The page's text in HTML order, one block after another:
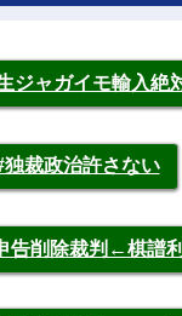
ジャガイモ輸入絶
独裁政治許さない
告削除裁判←棋譜